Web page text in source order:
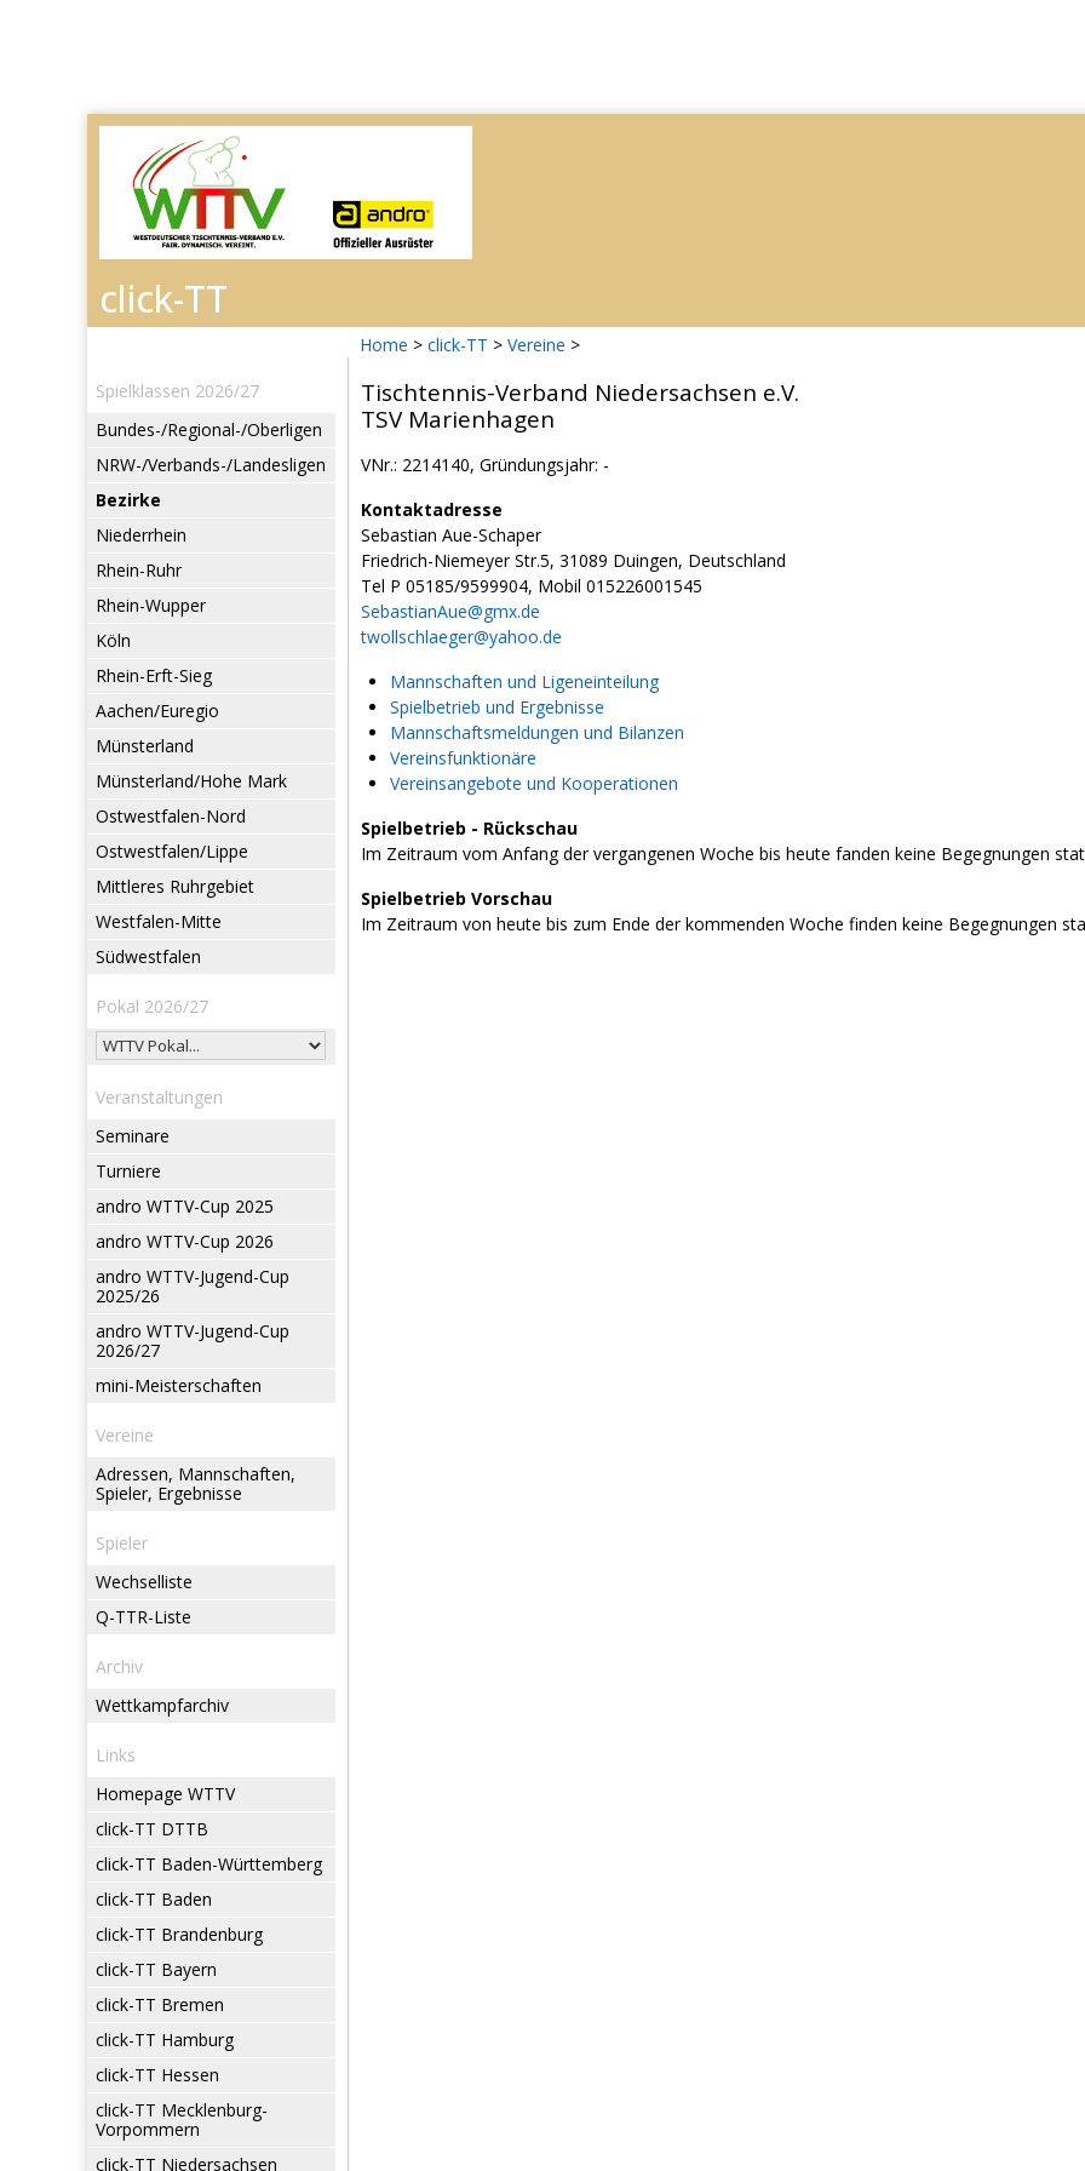
Home > click-TT > Vereine >
Spielklassen 2026/27
Bundes-/Regional-/Oberligen
NRW-/Verbands-/Landesligen
Bezirke
Niederrhein
Rhein-Ruhr
Rhein-Wupper
Köln
Rhein-Erft-Sieg
Aachen/Euregio
Münsterland
Münsterland/Hohe Mark
Ostwestfalen-Nord
Ostwestfalen/Lippe
Mittleres Ruhrgebiet
Westfalen-Mitte
Südwestfalen
Pokal 2026/27
Veranstaltungen
Seminare
Turniere
andro WTTV-Cup 2025
andro WTTV-Cup 2026
andro WTTV-Jugend-Cup
2025/26
andro WTTV-Jugend-Cup
2026/27
mini-Meisterschaften
Vereine
Adressen, Mannschaften,
Spieler, Ergebnisse
Spieler
Wechselliste
Q-TTR-Liste
Archiv
Wettkampfarchiv
Links
Homepage WTTV
click-TT DTTB
click-TT Baden-Württemberg
click-TT Baden
click-TT Brandenburg
click-TT Bayern
click-TT Bremen
click-TT Hamburg
click-TT Hessen
click-TT Mecklenburg-
Vorpommern
click-TT Niedersachsen
Tischtennis-Verband Niedersachsen e.V.
TSV Marienhagen
VNr.: 2214140, Gründungsjahr: -
Kontaktadresse
Sebastian Aue-Schaper
Friedrich-Niemeyer Str.5, 31089 Duingen, Deutschland
Tel P 05185/9599904, Mobil 015226001545
SebastianAue@gmx.de
twollschlaeger@yahoo.de
Mannschaften und Ligeneinteilung
Spielbetrieb und Ergebnisse
Mannschaftsmeldungen und Bilanzen
Vereinsfunktionäre
Vereinsangebote und Kooperationen
Spielbetrieb - Rückschau
Im Zeitraum vom Anfang der vergangenen Woche bis heute fanden keine Begegnungen
Spielbetrieb Vorschau
Im Zeitraum von heute bis zum Ende der kommenden Woche finden keine Begegnungen